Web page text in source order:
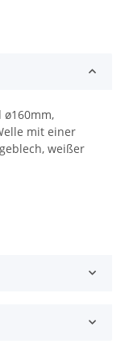
ø160mm,
mit einer
weißer